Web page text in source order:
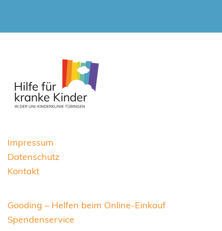
Impressum
Datenschutz
Kontakt
Gooding – Helfen beim Online-Einkauf
Spendenservice